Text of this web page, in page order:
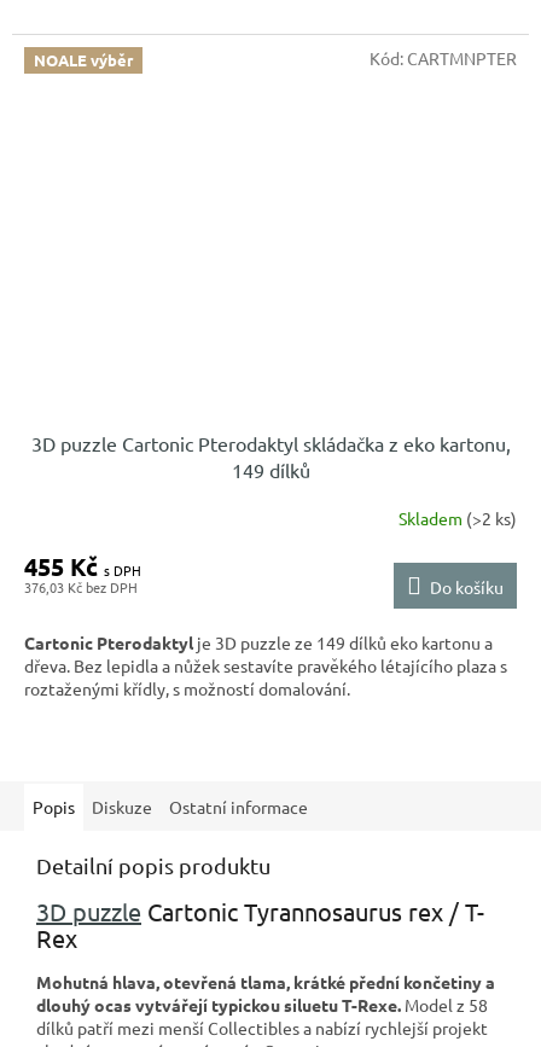
NOALE výběr
3D puzzle Cartonic Pterodaktyl skládačka z eko kartonu,
149 dílků
Skladem (>2 ks)
376,03 Kč
455 Kč
Do košíku
Cartonic Pterodaktylje 3D puzzle ze 149 dílků eko kartonu a
dřeva. Bez lepidla a nůžek sestavíte pravěkého létajícího plaza s
roztaženými křídly, s možností domalování.
Kód: CARTMNPTER
Popis Diskuze Ostatní informace
Detailní popis produktu
3D puzzle Cartonic Tyrannosaurus rex / T-
Rex
Mohutná hlava, otevřená tlama, krátké přední končetiny a
dlouhý ocas vytvářejí typickou siluetu T-Rexe. Model z 58
dílků patří mezi menší Collectibles a nabízí rychlejší projekt